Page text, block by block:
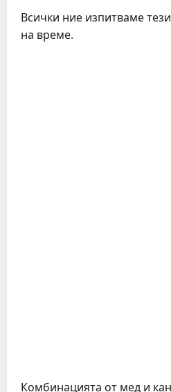
Всички ние изпитваме
на време.
Комбинацията от мед и